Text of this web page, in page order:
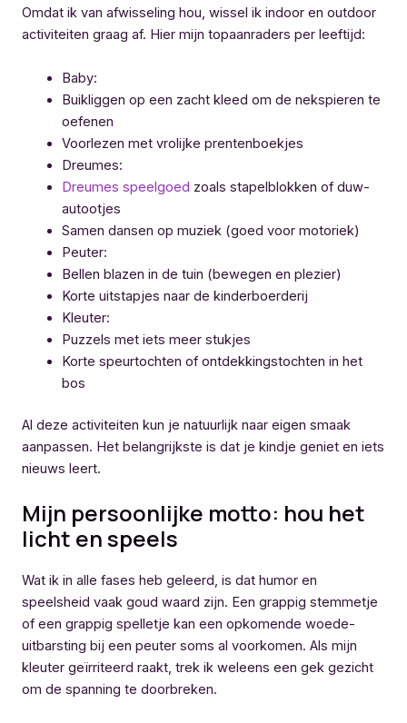
Omdat ik van afwisseling hou, wissel ik indoor en outdoor
activiteiten graag af. Hier mijn topaanraders per leeftijd:
Baby:
Buikliggen op een zacht kleed om de nekspieren te
oefenen
Voorlezen met vrolijke prentenboekjes
Dreumes:
Dreumes speelgoed zoals stapelblokken of duw-
autootjes
Samen dansen op muziek (goed voor motoriek)
Peuter:
Bellen blazen in de tuin (bewegen en plezier)
Korte uitstapjes naar de kinderboerderij
Kleuter:
Puzzels met iets meer stukjes
Korte speurtochten of ontdekkingstochten in het
bos
Al deze activiteiten kun je natuurlijk naar eigen smaak
aanpassen. Het belangrijkste is dat je kindje geniet en iets
nieuws leert.
Mijn persoonlijke motto: hou het
licht en speels
Wat ik in alle fases heb geleerd, is dat humor en
speelsheid vaak goud waard zijn. Een grappig stemmetje
of een grappig spelletje kan een opkomende woede-
uitbarsting bij een peuter soms al voorkomen. Als mijn
kleuter geïrriteerd raakt, trek ik weleens een gek gezicht
om de spanning te doorbreken.